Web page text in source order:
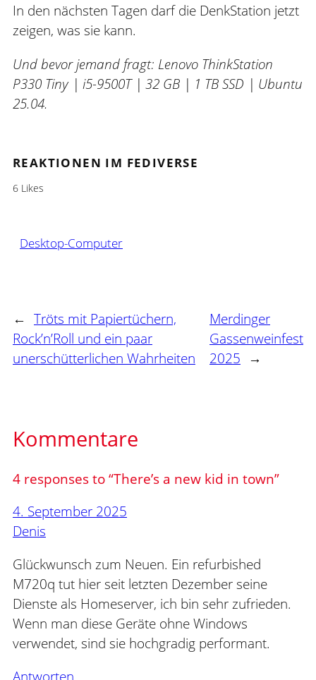
In den nächsten Tagen darf die DenkStation jetzt
zeigen, was sie kann.
Und bevor jemand fragt: Lenovo ThinkStation
P330 Tiny | i5-9500T | 32 GB | 1 TB SSD | Ubuntu
25.04.
REAKTIONEN IM FEDIVERSE
6 Likes
Desktop-Computer
← Tröts mit Papiertüchern,
Rock’n’Roll und ein paar
unerschütterlichen Wahrheiten
Merdinger
Gassenweinfest
2025 →
Kommentare
4 responses to “There’s a new kid in town”
4. September 2025
Denis
Glückwunsch zum Neuen. Ein refurbished
M720q tut hier seit letzten Dezember seine
Dienste als Homeserver, ich bin sehr zufrieden.
Wenn man diese Geräte ohne Windows
verwendet, sind sie hochgradig performant.